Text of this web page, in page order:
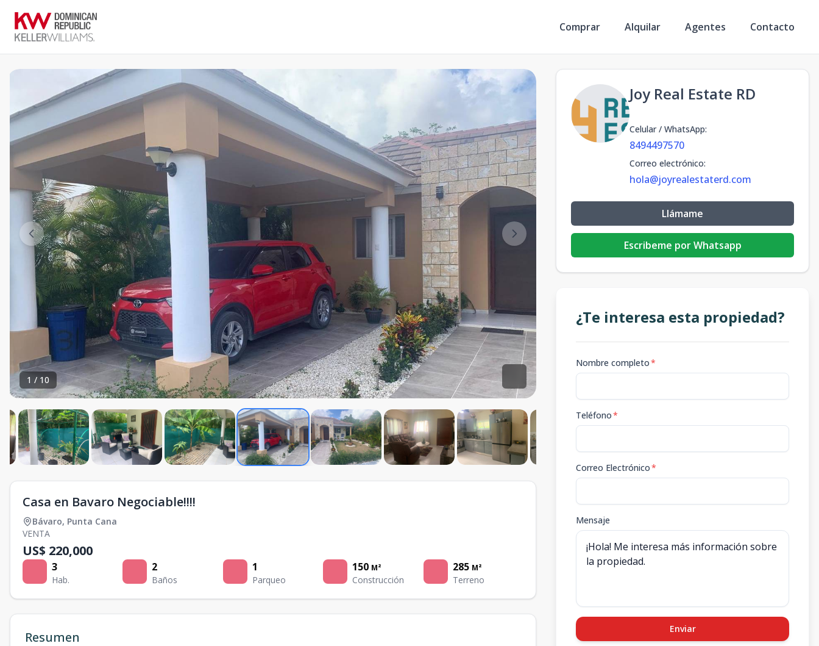
Comprar Alquilar Agentes Contacto
1 / 10
Casa en Bavaro Negociable!!!!
Bávaro, Punta Cana
VENTA
US$ 220,000
3
Hab.
2
Baños
1
Parqueo
150 M²
Construcción
285 M²
Terreno
Resumen
Joy Real Estate RD
Celular / WhatsApp:
8494497570
Correo electrónico:
hola@joyrealestaterd.com
Llámame
Escribeme por Whatsapp
¿Te interesa esta propiedad?
Nombre completo*
Teléfono*
Correo Electrónico*
Mensaje
Enviar